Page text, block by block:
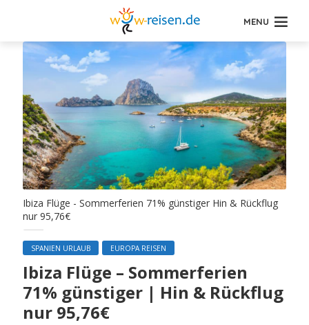
MENU
Ibiza Flüge - Sommerferien 71% günstiger Hin & Rückflug
nur 95,76€
SPANIEN URLAUB EUROPA REISEN
Ibiza Flüge – Sommerferien
71% günstiger | Hin & Rückflug
nur 95,76€